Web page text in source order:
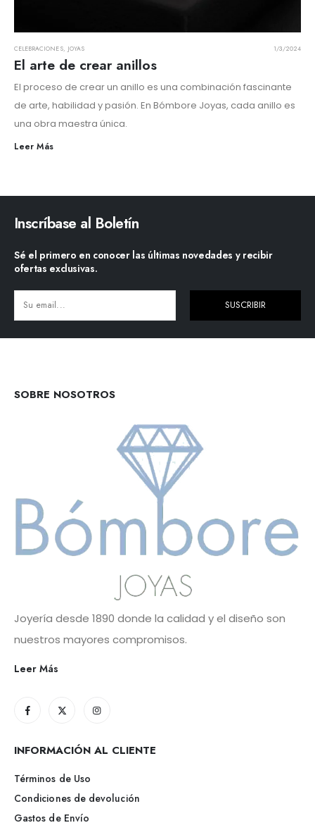
CELEBRACIONES, JOYAS 1/3/2024
El arte de crear anillos
El proceso de crear un anillo es una combinación fascinante
de arte, habilidad y pasión. En Bómbore Joyas, cada anillo es
una obra maestra única.
Leer Más
Inscríbase al Boletín
Sé el primero en conocer las últimas novedades y recibir
ofertas exclusivas.
SUSCRIBIR
SOBRE NOSOTROS
Joyería desde 1890 donde la calidad y el diseño son
nuestros mayores compromisos.
Leer Más
INFORMACIÓN AL CLIENTE
Términos de Uso
Condiciones de devolución
Gastos de Envío